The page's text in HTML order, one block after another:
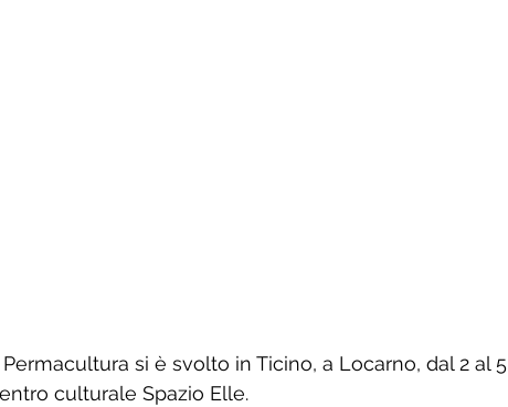
si è svolto in Ticino, a Locarno, dal 2 al 5
culturale Spazio Elle.